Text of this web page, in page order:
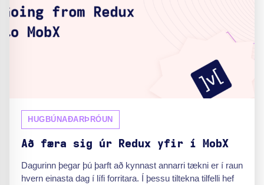
HUGBÚNAÐARÞRÓUN
Að færa sig úr Redux yfir í MobX
Dagurinn þegar þú þarft að kynnast annarri tækni er í raun
hvern einasta dag í lífi forritara. Í þessu tiltekna tilfelli hef